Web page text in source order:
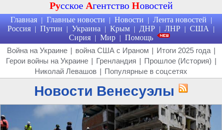
Русское Агентство Новостей
Главная | Главные новости | Новости | Лента новостей |
Россия | Путин | Украина | Крым | ДНР | ЛНР | США |
Сирия | Мир | Помощь
Война на Украине | война США с Ираном | Итоги 2025 года |
Герои войны на Украине | Гренландия | Прошлое (История) |
Николай Левашов | Популярные в соцсетях
Новости Венесуэлы